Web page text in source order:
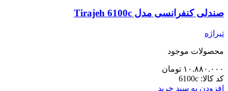
صندلی کنفرانسی مدل Tirajeh 6100c
تیراژه
محصولات موجود
۱۰.۸۸۰.۰۰۰ تومان
کد کالا: 6100c
افزودن به سبد خرید